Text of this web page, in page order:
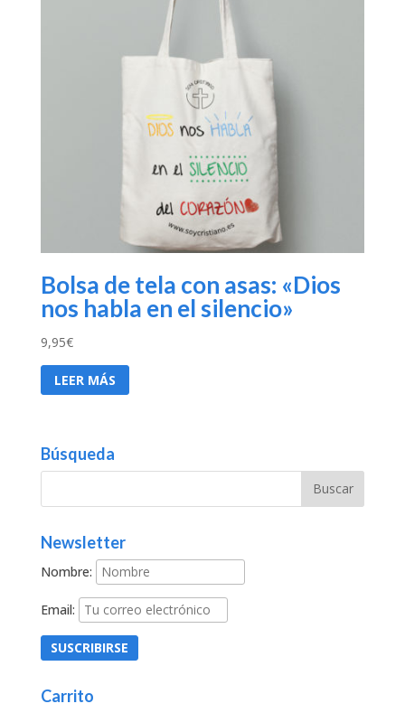
Bolsa de tela con asas: «Dios
nos habla en el silencio»
9,95€
LEER MÁS
Búsqueda
Newsletter
Nombre:
Email:
Carrito